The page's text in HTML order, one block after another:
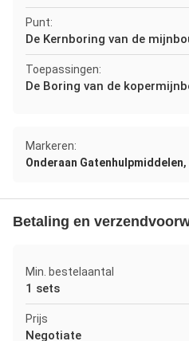
Punt:
De Kernboring van de
Toepassingen:
De Boring van de
Markeren:
Onderaan Gatenhulpmiddelen,
Betaling en
Min. bestelaantal
1 sets
Prijs
Negotiate